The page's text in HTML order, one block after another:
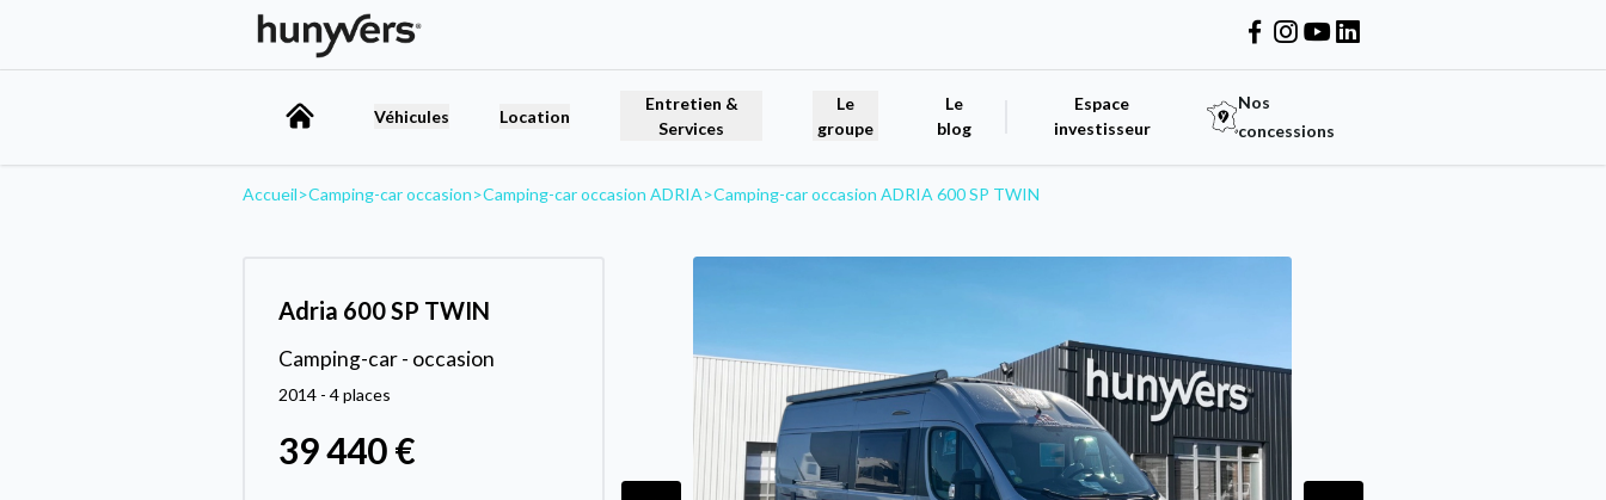
Véhicules Location
Entretien &
Services
Le
groupe
Le
blog
Espace
investisseur
Nos
concessions
Accueil>Camping-car occasion>Camping-car occasion ADRIA>Camping-car occasion ADRIA 600 SP TWIN
Adria 600 SP TWIN
Camping-car - occasion
2014 - 4 places
39 440 €